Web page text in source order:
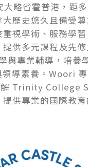
大略省霍普港，距
歷史悠久且備受
視學術、服務學
供多元課程及先修
與專業輔導，培養
導素養。Woori
解 Trinity College
供專業的國際教育